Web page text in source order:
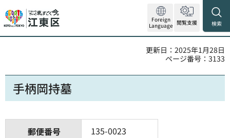
Foreign
Language 閲覧支援 検索
更新日：2025年1月28日
ページ番号：3133
手柄岡持墓
郵便番号
135-0023